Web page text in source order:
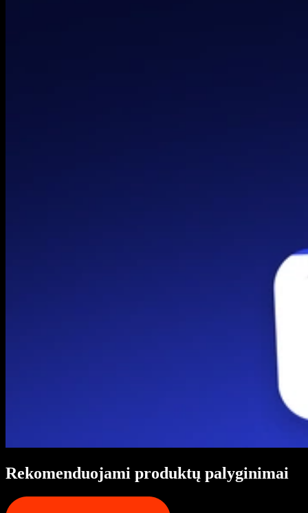
Rekomenduojami produktų palyginimai